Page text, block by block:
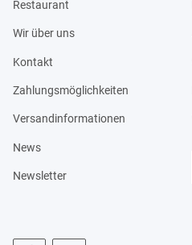
Restaurant
Wir über uns
Kontakt
Zahlungsmöglichkeiten
Versandinformationen
News
Newsletter